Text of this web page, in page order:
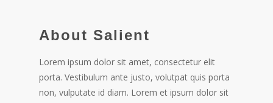
About Salient
Lorem ipsum dolor sit amet, consectetur elit
porta. Vestibulum ante justo, volutpat quis porta
non, vulputate id diam. Lorem et ipsum dolor sit